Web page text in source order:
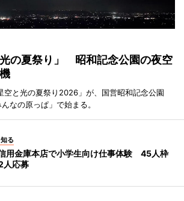
の夏祭り」 昭和記念公園の夜空
空と光の夏祭り2026」が、国営昭和記念公園
なの原っぱ」で始まる。
る
用金庫本店で小学生向け仕事体験 45人枠
人応募